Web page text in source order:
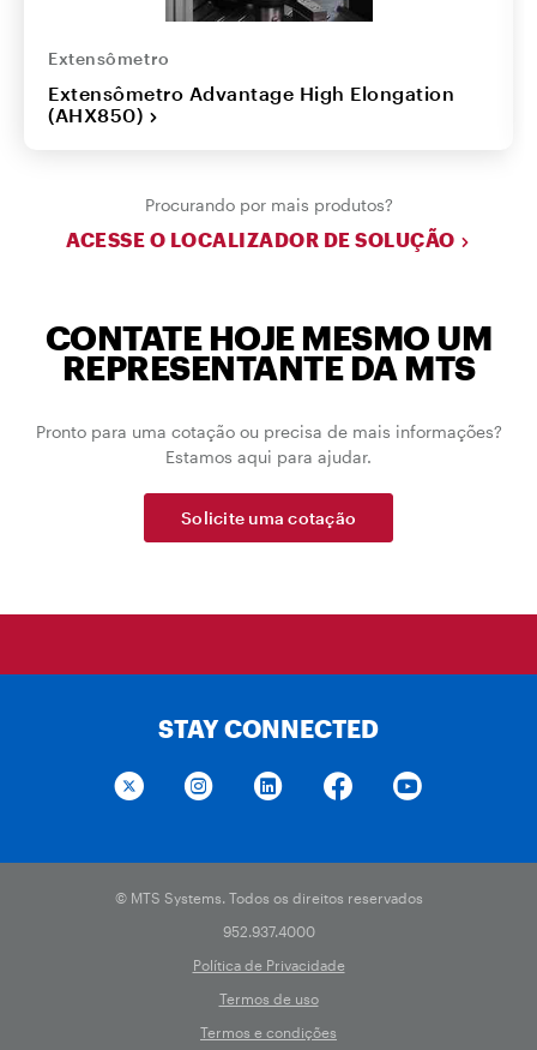
Extensômetro
Extensômetro Advantage High Elongation
(AHX850)
Procurando por mais produtos?
ACESSE O LOCALIZADOR DE SOLUÇÃO
CONTATE HOJE MESMO UM
REPRESENTANTE DA MTS
Pronto para uma cotação ou precisa de mais informações?
Estamos aqui para ajudar.
Solicite uma cotação
STAY CONNECTED
© MTS Systems. Todos os direitos reservados
952.937.4000
Política de Privacidade
Termos de uso
Termos e condições